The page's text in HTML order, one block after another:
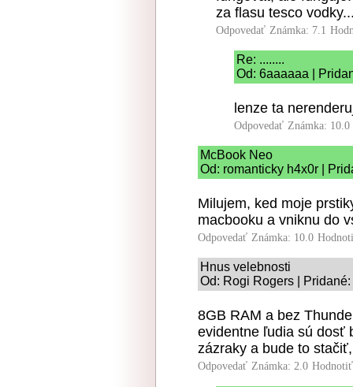
za flasu tesco
Odpovedať Známka: 7.1
Re: ........
Od: 6aaaaaa |
lenze ta
Odpovedať Známka: 10.0
McBook Neo
Od: romanticky h4x0r |
Milujem, ked moje
macbooku a vniknu do
Odpovedať Známka: 10.0
Hnus velebnosti
Od: Rogi Rogers |
8GB RAM a bez
evidentne ľudia sú dosť
zázraky a bude to
Odpovedať Známka: 2.0